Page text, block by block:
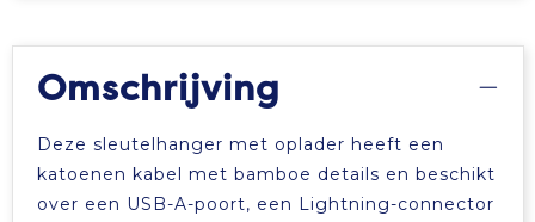
Omschrijving
Deze sleutelhanger met oplader heeft een
katoenen kabel met bamboe details en beschikt
over een USB-A-poort, een Lightning-connector